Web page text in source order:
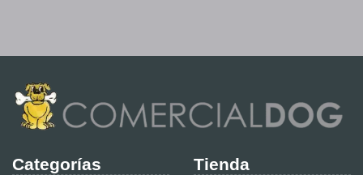
Categorías Tienda